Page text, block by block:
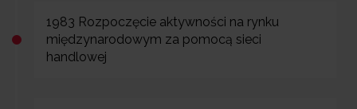
1983 Rozpoczęcie aktywności na rynku
międzynarodowym za pomocą sieci
handlowej